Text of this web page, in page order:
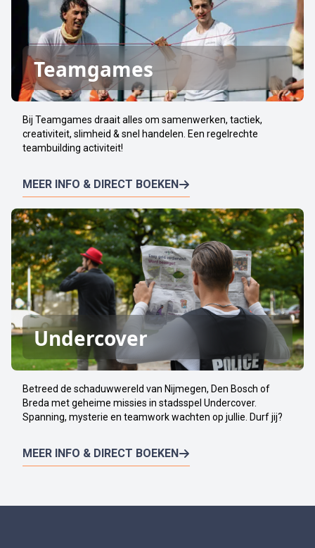
Teamgames
Bij Teamgames draait alles om samenwerken, tactiek,
creativiteit, slimheid & snel handelen. Een regelrechte
teambuilding activiteit!
MEER INFO & DIRECT BOEKEN
Undercover
Betreed de schaduwwereld van Nijmegen, Den Bosch of
Breda met geheime missies in stadsspel Undercover.
Spanning, mysterie en teamwork wachten op jullie. Durf jij?
MEER INFO & DIRECT BOEKEN